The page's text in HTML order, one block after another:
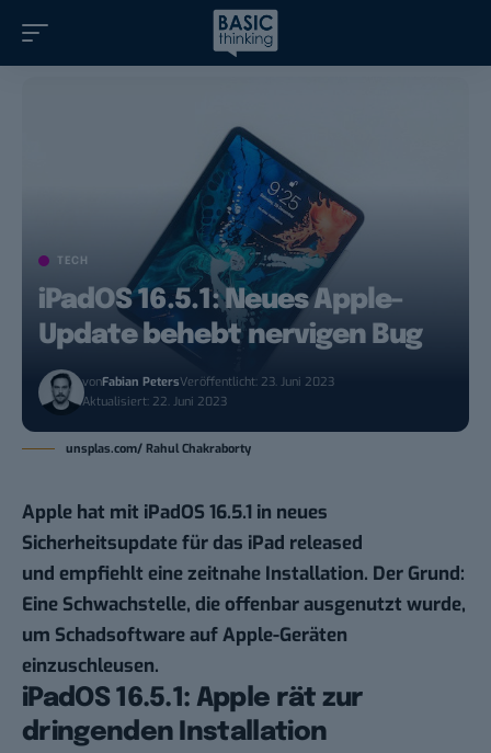
TECH
iPadOS 16.5.1: Neues Apple-
Update behebt nervigen Bug
vonFabian PetersVeröffentlicht: 23. Juni 2023
Aktualisiert: 22. Juni 2023
unsplas.com/ Rahul Chakraborty
Apple hat mit iPadOS 16.5.1 in neues
Sicherheitsupdate für das iPad released
und empfiehlt eine zeitnahe Installation. Der Grund:
Eine Schwachstelle, die offenbar ausgenutzt wurde,
um Schadsoftware auf Apple-Geräten
einzuschleusen.
iPadOS 16.5.1: Apple rät zur
dringenden Installation